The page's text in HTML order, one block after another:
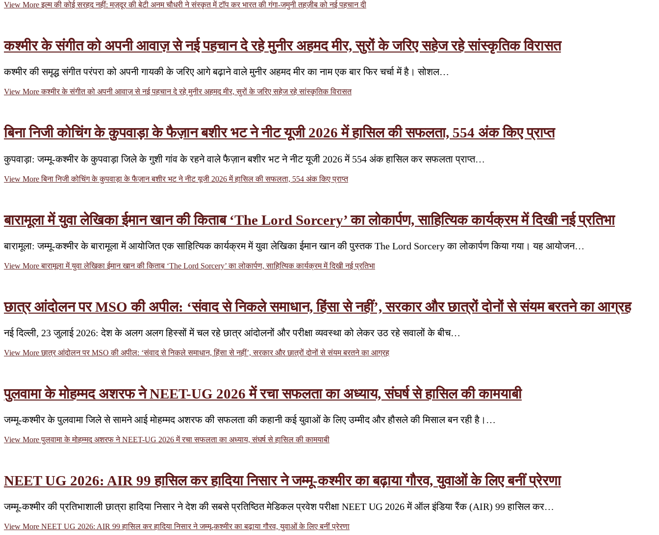
View Moreइल्म की कोई सरहद नहीं: मज़दूर की बेटी अनम चौधरी ने संस्कृत में टॉप कर भारत की गंगा-जमुनी तहज़ीब को नई पहचान दी
कश्मीर के संगीत को अपनी आवाज़ से नई पहचान दे रहे मुनीर अहमद मीर, सुरों के जरिए सहेज रहे सांस्कृतिक विरासत
कश्मीर की समृद्ध संगीत परंपरा को अपनी गायकी के जरिए आगे बढ़ाने वाले मुनीर अहमद मीर का नाम एक बार फिर चर्चा में है। सोशल…
View Moreकश्मीर के संगीत को अपनी आवाज़ से नई पहचान दे रहे मुनीर अहमद मीर, सुरों के जरिए सहेज रहे सांस्कृतिक विरासत
बिना निजी कोचिंग के कुपवाड़ा के फैज़ान बशीर भट ने नीट यूजी 2026 में हासिल की सफलता, 554 अंक किए प्राप्त
कुपवाड़ा: जम्मू-कश्मीर के कुपवाड़ा जिले के गुशी गांव के रहने वाले फैज़ान बशीर भट ने नीट यूजी 2026 में 554 अंक हासिल कर सफलता प्राप्त…
View Moreबिना निजी कोचिंग के कुपवाड़ा के फैज़ान बशीर भट ने नीट यूजी 2026 में हासिल की सफलता, 554 अंक किए प्राप्त
बारामूला में युवा लेखिका ईमान खान की किताब ‘The Lord Sorcery’ का लोकार्पण, साहित्यिक कार्यक्रम में दिखी नई प्रतिभा
बारामूला: जम्मू-कश्मीर के बारामूला में आयोजित एक साहित्यिक कार्यक्रम में युवा लेखिका ईमान खान की पुस्तक The Lord Sorcery का लोकार्पण किया गया। यह आयोजन…
View Moreबारामूला में युवा लेखिका ईमान खान की किताब ‘The Lord Sorcery’ का लोकार्पण, साहित्यिक कार्यक्रम में दिखी नई प्रतिभा
छात्र आंदोलन पर MSO की अपील: ‘संवाद से निकले समाधान, हिंसा से नहीं’, सरकार और छात्रों दोनों से संयम बरतने का आग्रह
नई दिल्ली, 23 जुलाई 2026: देश के अलग अलग हिस्सों में चल रहे छात्र आंदोलनों और परीक्षा व्यवस्था को लेकर उठ रहे सवालों के बीच…
View Moreछात्र आंदोलन पर MSO की अपील: ‘संवाद से निकले समाधान, हिंसा से नहीं’, सरकार और छात्रों दोनों से संयम बरतने का आग्रह
पुलवामा के मोहम्मद अशरफ ने NEET-UG 2026 में रचा सफलता का अध्याय, संघर्ष से हासिल की कामयाबी
जम्मू-कश्मीर के पुलवामा जिले से सामने आई मोहम्मद अशरफ की सफलता की कहानी कई युवाओं के लिए उम्मीद और हौसले की मिसाल बन रही है।…
View Moreपुलवामा के मोहम्मद अशरफ ने NEET-UG 2026 में रचा सफलता का अध्याय, संघर्ष से हासिल की कामयाबी
NEET UG 2026: AIR 99 हासिल कर हादिया निसार ने जम्मू-कश्मीर का बढ़ाया गौरव, युवाओं के लिए बनीं प्रेरणा
जम्मू-कश्मीर की प्रतिभाशाली छात्रा हादिया निसार ने देश की सबसे प्रतिष्ठित मेडिकल प्रवेश परीक्षा NEET UG 2026 में ऑल इंडिया रैंक (AIR) 99 हासिल कर…
View More NEET UG 2026: AIR 99 हासिल कर हादिया निसार ने जम्मू-कश्मीर का बढ़ाया गौरव, युवाओं के लिए बनीं प्रेरणा